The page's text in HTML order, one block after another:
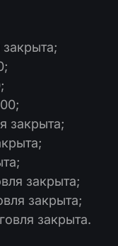
закрыта;
закрыта;
закрыта;
закрыта.